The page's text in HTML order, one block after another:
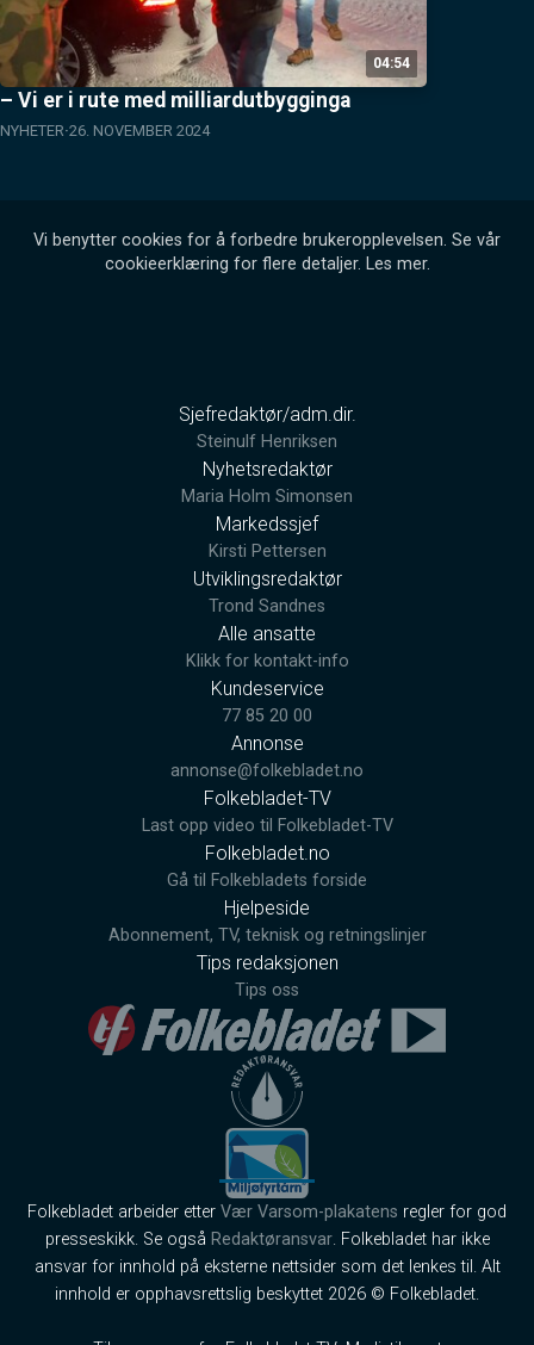
04:54
– Vi er i rute med milliardutbygginga
NYHETER 26. NOVEMBER 2024
Vi benytter cookies for å forbedre brukeropplevelsen. Se vår
cookieerklæring for flere detaljer. Les mer.
Sjefredaktør/adm.dir.
Steinulf Henriksen
Nyhetsredaktør
Maria Holm Simonsen
Markedssjef
Kirsti Pettersen
Utviklingsredaktør
Trond Sandnes
Alle ansatte
Klikk for kontakt-info
Kundeservice
77 85 20 00
Annonse
annonse@folkebladet.no
Folkebladet-TV
Last opp video til Folkebladet-TV
Folkebladet.no
Gå til Folkebladets forside
Hjelpeside
Abonnement, TV, teknisk og retningslinjer
Tips redaksjonen
Tips oss
Folkebladet arbeider etter Vær Varsom-plakatens regler for god
presseskikk. Se også Redaktøransvar. Folkebladet har ikke
ansvar for innhold på eksterne nettsider som det lenkes til. Alt
innhold er opphavsrettslig beskyttet 2026 © Folkebladet.